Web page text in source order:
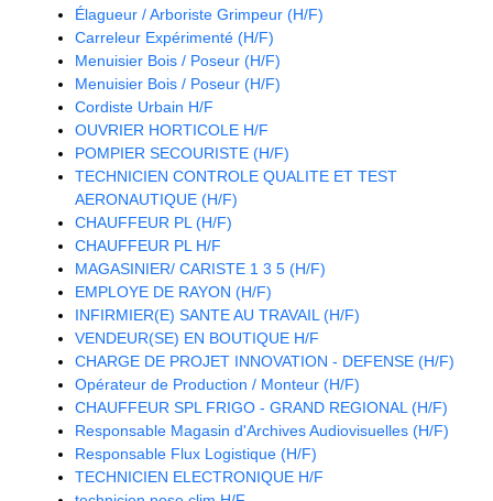
Élagueur / Arboriste Grimpeur (H/F)
Carreleur Expérimenté (H/F)
Menuisier Bois / Poseur (H/F)
Menuisier Bois / Poseur (H/F)
Cordiste Urbain H/F
OUVRIER HORTICOLE H/F
POMPIER SECOURISTE (H/F)
TECHNICIEN CONTROLE QUALITE ET TEST
AERONAUTIQUE (H/F)
CHAUFFEUR PL (H/F)
CHAUFFEUR PL H/F
MAGASINIER/ CARISTE 1 3 5 (H/F)
EMPLOYE DE RAYON (H/F)
INFIRMIER(E) SANTE AU TRAVAIL (H/F)
VENDEUR(SE) EN BOUTIQUE H/F
CHARGE DE PROJET INNOVATION - DEFENSE (H/F)
Opérateur de Production / Monteur (H/F)
CHAUFFEUR SPL FRIGO - GRAND REGIONAL (H/F)
Responsable Magasin d'Archives Audiovisuelles (H/F)
Responsable Flux Logistique (H/F)
TECHNICIEN ELECTRONIQUE H/F